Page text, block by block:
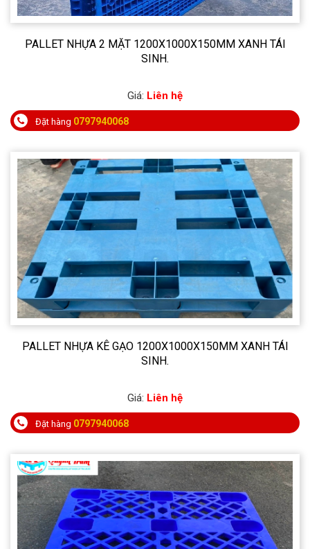
PALLET NHỰA 2 MẶT 1200X1000X150MM XANH TÁI
SINH.
Giá: Liên hệ
Đặt hàng 0797940068
PALLET NHỰA KÊ GẠO 1200X1000X150MM XANH TÁI
SINH.
Giá: Liên hệ
Đặt hàng 0797940068